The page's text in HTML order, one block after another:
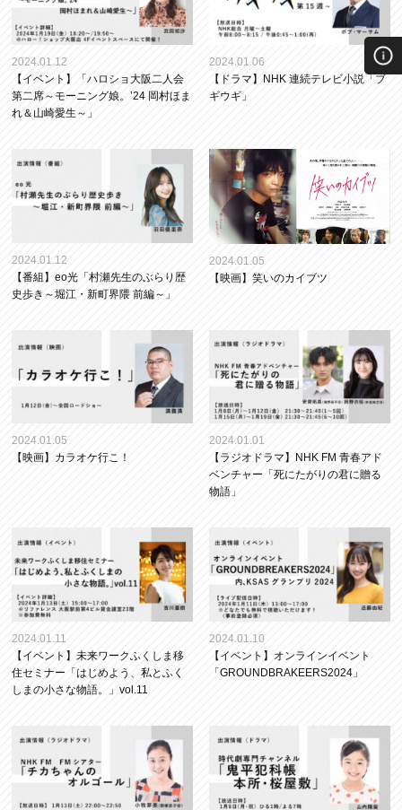
2024.01.12
【イベント】「ハロショ大阪二人会
第二席～モーニング娘。’24 岡村ほま
れ＆山崎愛生～」
2024.01.06
【ドラマ】NHK 連続テレビ小説「ブ
ギウギ」
2024.01.12
【番組】eo光「村瀬先生のぶらり歴
史歩き～堀江・新町界隈 前編～」
2024.01.05
【映画】笑いのカイブツ
2024.01.05
【映画】カラオケ行こ！
2024.01.01
【ラジオドラマ】NHK FM 青春アド
ベンチャー「死にたがりの君に贈る
物語」
2024.01.11
【イベント】未来ワークふくしま移
住セミナー「はじめよう、私とふく
しまの小さな物語。」vol.11
2024.01.10
【イベント】オンラインイベント
「GROUNDBRAKEERS2024」